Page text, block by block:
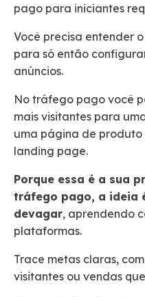
pago para iniciantes
Você precisa entender
para só então
anúncios.
No tráfego pago você
mais visitantes para
uma página de
landing page.
Porque essa é a sua
tráfego pago, a ideia
devagar, aprendendo
plataformas.
Trace metas claras,
visitantes ou vendas